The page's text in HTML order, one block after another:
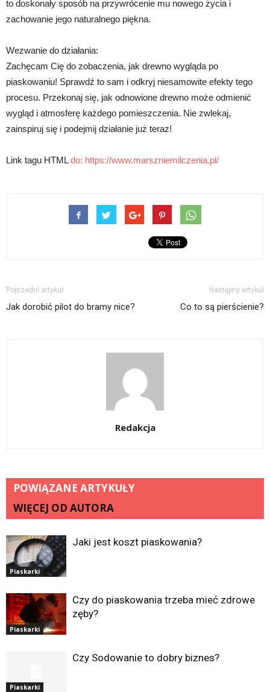
to doskonały sposób na przywrócenie mu nowego życia i
zachowanie jego naturalnego piękna.
Wezwanie do działania:
Zachęcam Cię do zobaczenia, jak drewno wygląda po
piaskowaniu! Sprawdź to sam i odkryj niesamowite efekty tego
procesu. Przekonaj się, jak odnowione drewno może odmienić
wygląd i atmosferę każdego pomieszczenia. Nie zwlekaj,
zainspiruj się i podejmij działanie już teraz!
Link tagu HTMLdo: https://www.marszniemilczenia.pl/
Poprzedni artykuł
Jak dorobić pilot do bramy nice?
Następny artykuł
Co to są pierścienie?
Redakcja
POWIĄZANE ARTYKUŁY
WIĘCEJ OD AUTORA
Piaskarki
Jaki jest koszt piaskowania?
Piaskarki
Czy do piaskowania trzeba mieć zdrowe
zęby?
Piaskarki
Czy Sodowanie to dobry biznes?